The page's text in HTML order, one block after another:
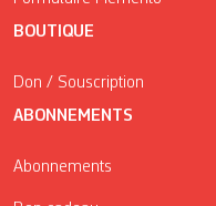
BOUTIQUE
Don / Souscription
ABONNEMENTS
Abonnements